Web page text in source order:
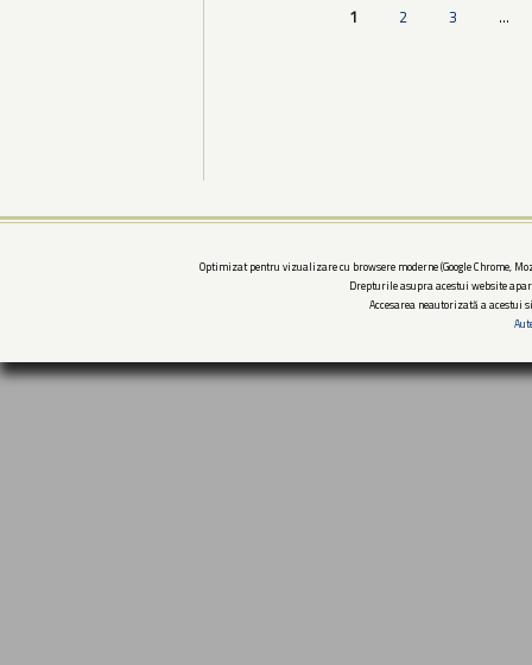
1 2 3 …
Optimizat pentru vizualizare cu browsere moderne (Google Chrome,
Drepturile asupra acestui website
Accesarea neautorizată a acestui